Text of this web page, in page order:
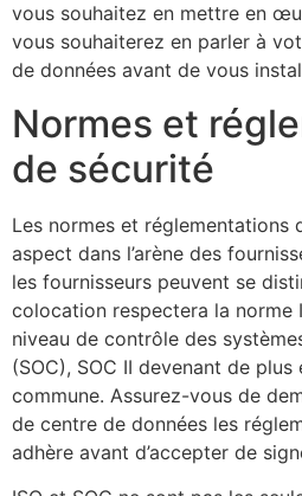
vous souhaitez en mettre en
vous souhaiterez en parler à
de données avant de vous
Normes et
de sécurité
Les normes et réglementations
aspect dans l’arène des
les fournisseurs peuvent se
colocation respectera la norme
niveau de contrôle des
(SOC), SOC II devenant de
commune. Assurez-vous de
de centre de données les
adhère avant d’accepter de